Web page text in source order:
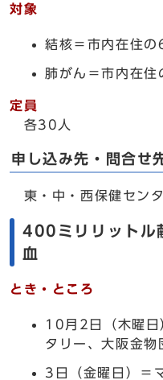
対象
結核＝市内在住
肺がん＝市内在
定員
各30人
申し込み先・問合せ
東・中・西保健セン
400ミリリットル
血
とき・ところ
10月2日（木曜日
タリー、大阪金物
3日（金曜日）＝